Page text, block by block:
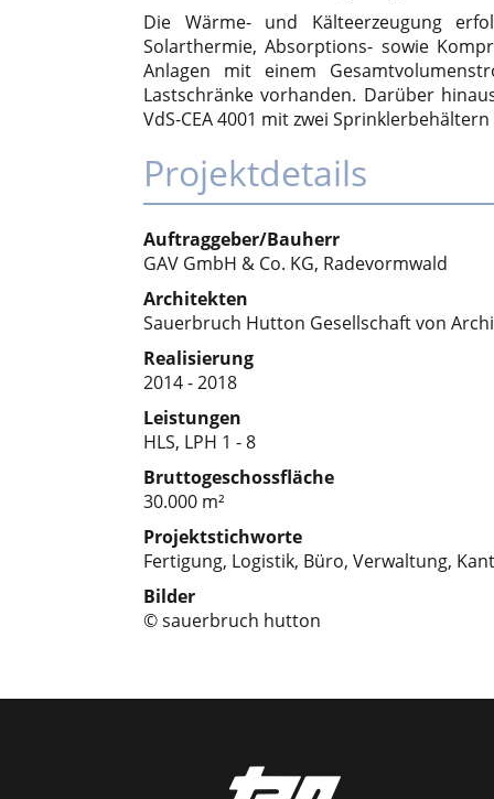
Die Wärme- und Kälteerzeugung
Solarthermie, Absorptions- sowie
Anlagen mit einem
Lastschränke vorhanden. Darüber
VdS-CEA 4001 mit zwei Sprinklerbehältern
Projektdetails
Auftraggeber/Bauherr
GAV GmbH & Co. KG, Radevormwald
Architekten
Sauerbruch Hutton Gesellschaft von
Realisierung
2014 - 2018
Leistungen
HLS, LPH 1 - 8
Bruttogeschossfläche
30.000 m²
Projektstichworte
Fertigung, Logistik, Büro, Verwaltung,
Bilder
© sauerbruch hutton